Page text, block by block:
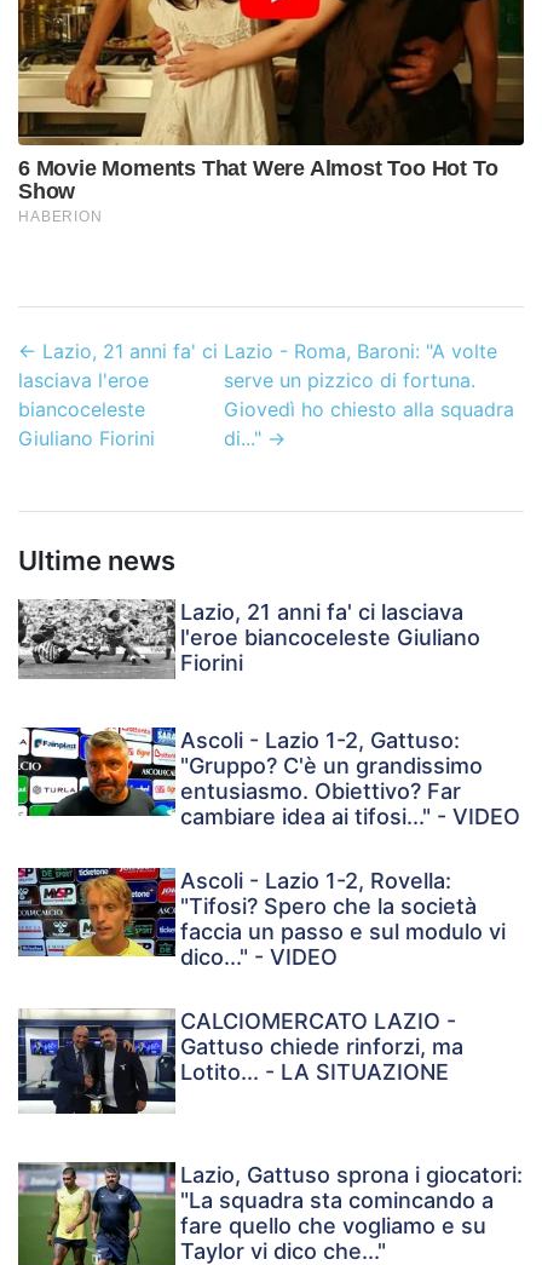
← Lazio, 21 anni fa' ci
lasciava l'eroe
biancoceleste
Giuliano Fiorini
Lazio - Roma, Baroni: "A volte
serve un pizzico di fortuna.
Giovedì ho chiesto alla squadra
di..."→
Ultime news
Lazio, 21 anni fa' ci lasciava
l'eroe biancoceleste Giuliano
Fiorini
Ascoli - Lazio 1-2, Gattuso:
"Gruppo? C'è un grandissimo
entusiasmo. Obiettivo? Far
cambiare idea ai tifosi..." - VIDEO
Ascoli - Lazio 1-2, Rovella:
"Tifosi? Spero che la società
faccia un passo e sul modulo vi
dico..." - VIDEO
CALCIOMERCATO LAZIO -
Gattuso chiede rinforzi, ma
Lotito... - LA SITUAZIONE
Lazio, Gattuso sprona i giocatori:
"La squadra sta comincando a
fare quello che vogliamo e su
Taylor vi dico che..."